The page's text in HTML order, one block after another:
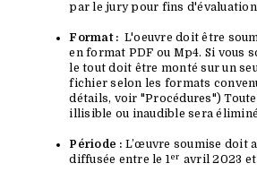
par le jury pour fins
Format : L'oeuvre doit être
en format PDF ou Mp4. Si vous
le tout doit être monté sur un
fichier selon les formats
détails, voir "Procédures") Toute
illisible ou inaudible sera
Période : L’œuvre soumise doit
diffusée entre le 1er avril 2023 et